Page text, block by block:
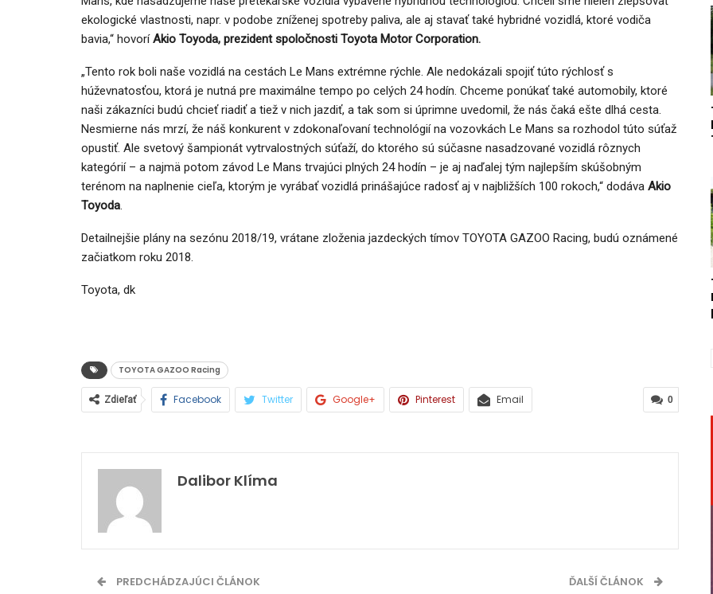
ekologické vlastnosti, napr. v podobe zníženej spotreby paliva, ale aj stavať také hybridné vozidlá, ktoré vodiča
bavia,“ hovoríAkio Toyoda, prezident spoločnosti Toyota Motor Corporation.
„Tento rok boli naše vozidlá na cestách Le Mans extrémne rýchle. Ale nedokázali spojiť túto rýchlosť s
húževnatosťou, ktorá je nutná pre maximálne tempo po celých 24 hodín. Chceme ponúkať také automobily, ktoré
naši zákazníci budú chcieť riadiť a tiež v nich jazdiť, a tak som si úprimne uvedomil, že nás čaká ešte dlhá cesta.
Nesmierne nás mrzí, že náš konkurent v zdokonaľovaní technológií na vozovkách Le Mans sa rozhodol túto súťaž
opustiť. Ale svetový šampionát vytrvalostných súťaží, do ktorého sú súčasne nasadzované vozidlá rôznych
kategórií – a najmä potom závod Le Mans trvajúci plných 24 hodín – je aj naďalej tým najlepším skúšobným
terénom na naplnenie cieľa, ktorým je vyrábať vozidlá prinášajúce radosť aj v najbližších 100 rokoch,“ dodáva Akio
Toyoda.
Detailnejšie plány na sezónu 2018/19, vrátane zloženia jazdeckých tímov TOYOTA GAZOO Racing, budú oznámené
začiatkom roku 2018.
Toyota, dk
TOYOTA GAZOO Racing
0
Zdieľať Facebook Twitter Google+ Pinterest Email
Dalibor Klíma
PREDCHÁDZAJÚCI ČLÁNOK ĎALŠÍ ČLÁNOK